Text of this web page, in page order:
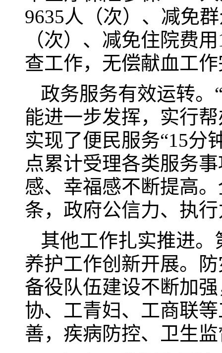
9635人（次）、减免
（次）、减免住院费
查工作，无偿献血工
政务服务有效运转。
能进一步发挥，实行
实现了便民服务“15分
点累计受理各类服务
感、幸福感不断提高
条，政府公信力、执
其他工作扎实推进
养护工作创新开展。
备役队伍建设不断加
协、工青妇、工商联
善，疾病防控、卫生